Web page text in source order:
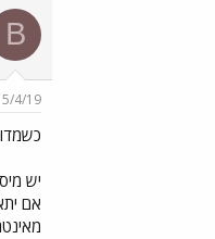
B
4/19
יש
אם